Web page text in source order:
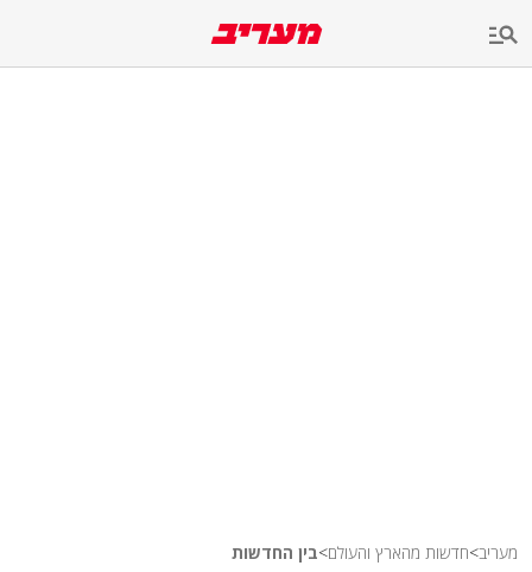
מעריב>חדשות מהארץ והעולם>בין החדשות